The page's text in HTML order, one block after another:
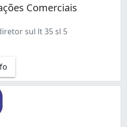
Comerciais
sul lt 35 sl 5